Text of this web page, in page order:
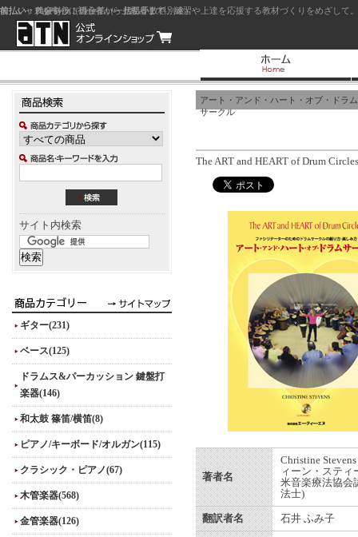
ジャズを中心に初心者から上級者まで、練習や上達を応援する教材づくりをめざし
サイト内検索
ギター(231)
ベース(125)
ドラムス&パーカッション 鍵盤打
楽器(146)
和太鼓 篠笛/横笛(8)
ピアノ/キーボード/オルガン(115)
クラシック・ピアノ(67)
木管楽器(568)
金管楽器(126)
アート・アンド・ハート・オブ・ドラム
サークル
The ART and HEART of Drum Circles
著者名
Christine
ィーン・スティ
米音楽療法協会
法士)
翻訳者名 石井 ふみ子
前払い：クレジットカード（一括払い）
後払い：代金引換（現金払い・代引手数料別途）
前払い：PayPay